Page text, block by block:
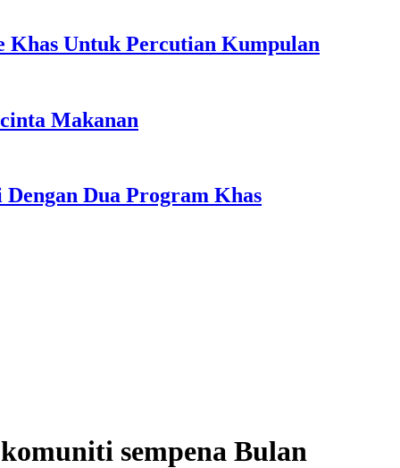
Khas Untuk Percutian Kumpulan
Makanan
Dua Program Khas
sempena Bulan